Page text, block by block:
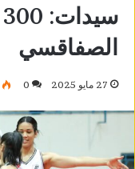
الصفاقسي
27 مايو 2025 0